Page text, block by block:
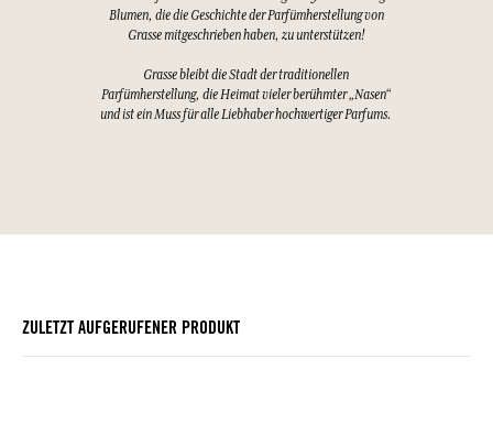
Blumen, die die Geschichte der Parfümherstellung von
Grasse mitgeschrieben haben, zu unterstützen!
Grasse bleibt die Stadt der traditionellen
Parfümherstellung, die Heimat vieler berühmter „Nasen“
und ist ein Muss für alle Liebhaber hochwertiger Parfums.
ZULETZT AUFGERUFENER PRODUKT